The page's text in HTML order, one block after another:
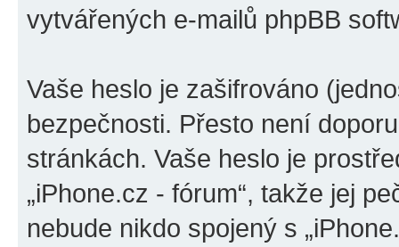
vytvářených e-mailů phpBB
Vaše heslo je zašifrováno
bezpečnosti. Přesto není
stránkách. Vaše heslo je
„iPhone.cz - fórum“, takže jej
nebude nikdo spojený s